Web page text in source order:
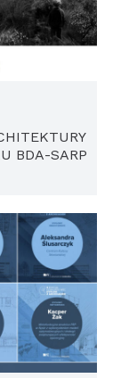
BDA-SARP